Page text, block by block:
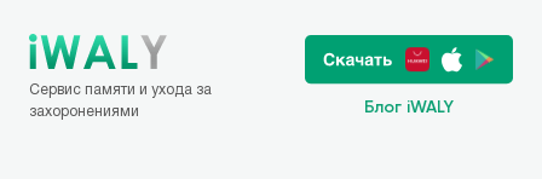
Сервис памяти и ухода за
захоронениями
Блог iWALY